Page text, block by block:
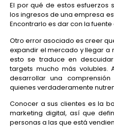
El por qué de estos esfuerzos
los ingresos de una empresa
Encontrarlo es dar con la
Otro error asociado es creer
expandir el mercado y llegar a
esto se traduce en
targets mucho más volubles.
desarrollar una
quienes verdaderamente
Conocer a sus clientes es la
marketing digital, así que
personas a las que está